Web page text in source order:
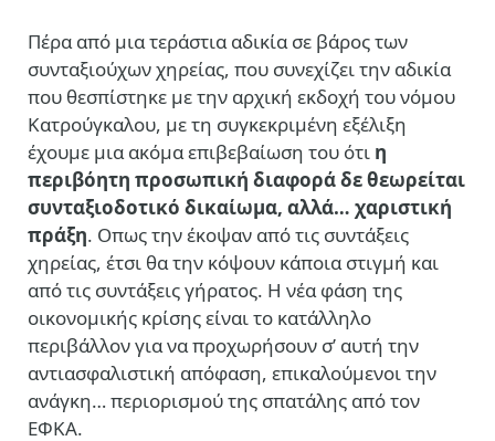
Πέρα από μια τεράστια αδικία σε βάρος των
συνταξιούχων χηρείας, που συνεχίζει την αδικία
που θεσπίστηκε με την αρχική εκδοχή του νόμου
Κατρούγκαλου, με τη συγκεκριμένη εξέλιξη
έχουμε μια ακόμα επιβεβαίωση του ότι η
περιβόητη προσωπική διαφορά δε θεωρείται
συνταξιοδοτικό δικαίωμα, αλλά… χαριστική
πράξη. Οπως την έκοψαν από τις συντάξεις
χηρείας, έτσι θα την κόψουν κάποια στιγμή και
από τις συντάξεις γήρατος. Η νέα φάση της
οικονομικής κρίσης είναι το κατάλληλο
περιβάλλον για να προχωρήσουν σ’ αυτή την
αντιασφαλιστική απόφαση, επικαλούμενοι την
ανάγκη… περιορισμού της σπατάλης από τον
ΕΦΚΑ.